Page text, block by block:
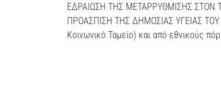
ΕΔΡΑΙΩΣΗ ΤΗΣ ΜΕΤΑΡΡΥΘΜΙΣΗΣ ΣΤΟΝ
ΠΡΟΑΣΠΙΣΗ ΤΗΣ ΔΗΜΟΣΙΑΣ ΥΓΕΙΑΣ
Κοινωνικό Ταμείο) και από εθνικούς